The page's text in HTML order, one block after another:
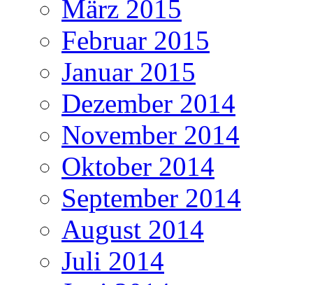
März 2015
Februar 2015
Januar 2015
Dezember 2014
November 2014
Oktober 2014
September 2014
August 2014
Juli 2014